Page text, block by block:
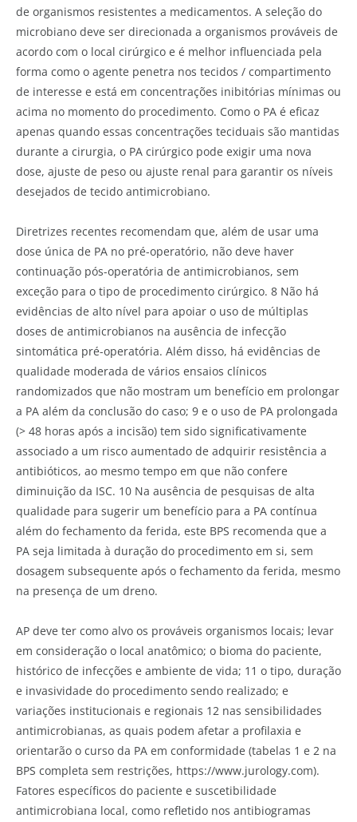
de organismos resistentes a medicamentos. A seleção do
microbiano deve ser direcionada a organismos prováveis de
acordo com o local cirúrgico e é melhor influenciada pela
forma como o agente penetra nos tecidos / compartimento
de interesse e está em concentrações inibitórias mínimas ou
acima no momento do procedimento. Como o PA é eficaz
apenas quando essas concentrações teciduais são mantidas
durante a cirurgia, o PA cirúrgico pode exigir uma nova
dose, ajuste de peso ou ajuste renal para garantir os níveis
desejados de tecido antimicrobiano.
Diretrizes recentes recomendam que, além de usar uma
dose única de PA no pré-operatório, não deve haver
continuação pós-operatória de antimicrobianos, sem
exceção para o tipo de procedimento cirúrgico. 8 Não há
evidências de alto nível para apoiar o uso de múltiplas
doses de antimicrobianos na ausência de infecção
sintomática pré-operatória. Além disso, há evidências de
qualidade moderada de vários ensaios clínicos
randomizados que não mostram um benefício em prolongar
a PA além da conclusão do caso; 9 e o uso de PA prolongada
(> 48 horas após a incisão) tem sido significativamente
associado a um risco aumentado de adquirir resistência a
antibióticos, ao mesmo tempo em que não confere
diminuição da ISC. 10 Na ausência de pesquisas de alta
qualidade para sugerir um benefício para a PA contínua
além do fechamento da ferida, este BPS recomenda que a
PA seja limitada à duração do procedimento em si, sem
dosagem subsequente após o fechamento da ferida, mesmo
na presença de um dreno.
AP deve ter como alvo os prováveis organismos locais; levar
em consideração o local anatômico; o bioma do paciente,
histórico de infecções e ambiente de vida; 11 o tipo, duração
e invasividade do procedimento sendo realizado; e
variações institucionais e regionais 12 nas sensibilidades
antimicrobianas, as quais podem afetar a profilaxia e
orientarão o curso da PA em conformidade (tabelas 1 e 2 na
BPS completa sem restrições, https://www.jurology.com).
Fatores específicos do paciente e suscetibilidade
antimicrobiana local, como refletido nos antibiogramas